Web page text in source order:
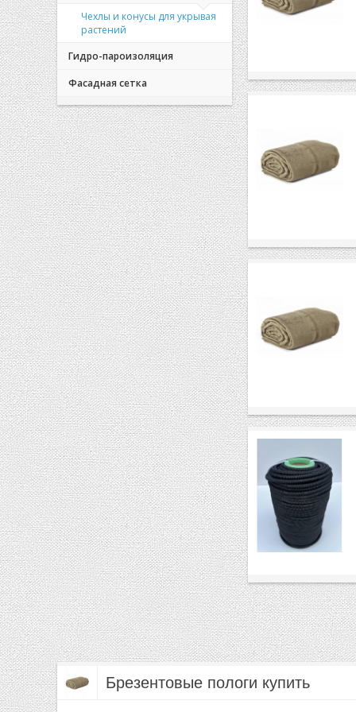
Чехлы и конусы для укрывая
растений
Гидро-пароизоляция
Фасадная сетка
Брезентовые пологи купить